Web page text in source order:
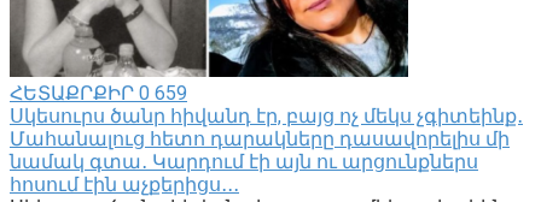
ՀԵՏԱՔՐՔԻՐ 0 659
Սկեսուրս ծանր հիվանդ էր, բայց ոչ մեկս չգիտեինք․
Մահանալուց հետո դարակները դասավորելիս մի
նամակ գտա․ Կարդում էի այն ու արցունքներս
հոսում էին աչքերիցս․․․